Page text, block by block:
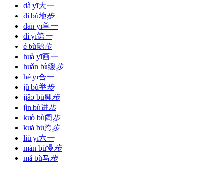
dà yī大一
dì bù地步
dān yī单一
dì yī第一
é bù鹅步
huà yī画一
huǎn bù缓步
hé yī合一
jǔ bù举步
jiǎo bù脚步
jìn bù进步
kuò bù阔步
kuà bù跨步
liù yī六一
màn bù慢步
mǎ bù马步